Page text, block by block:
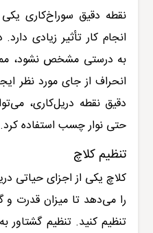
نقطه دقیق سوراخ‌کاری
انجام کار تأثیر زیادی
به درستی مشخص نشود،
انحراف از جای مورد نظر
دقیق نقطه دریل‌کاری،
حتی نوار چسب استفاده کرد.
تنظیم کلاچ
کلاچ یکی از اجزای حیاتی
را می‌دهد تا میزان قدرت و
تنظیم کنید. تنظیم گشتاور